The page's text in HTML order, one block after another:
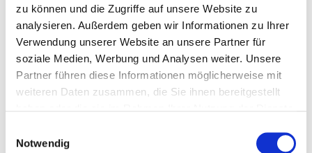
zu können und die Zugriffe auf unsere Website zu
analysieren. Außerdem geben wir Informationen zu Ihrer
Verwendung unserer Website an unsere Partner für
soziale Medien, Werbung und Analysen weiter. Unsere
Partner führen diese Informationen möglicherweise mit
weiteren Daten zusammen, die Sie ihnen bereitgestellt
Notwendig